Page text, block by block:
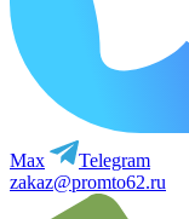
Max
Telegram
zakaz@promto62.ru